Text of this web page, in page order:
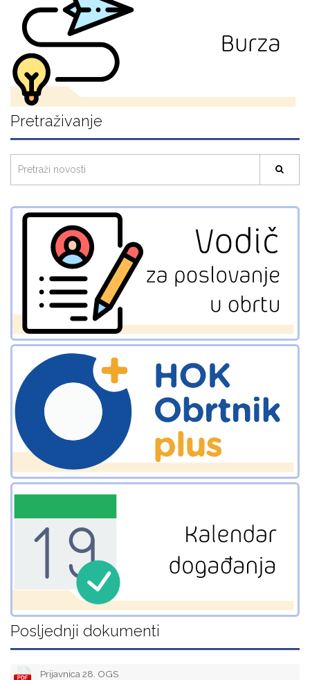
Pretraživanje
Posljednji dokumenti
Prijavnica 28. OGS